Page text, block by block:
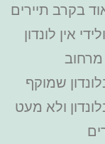
בקרב תיירים
אין לונדון
מרחוב
שמוקף
ולא מעט